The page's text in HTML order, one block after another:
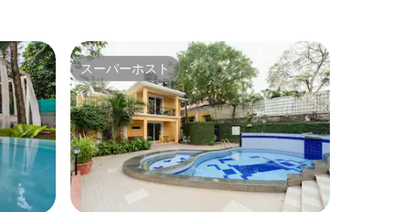
スーパーホスト
スーパーホスト